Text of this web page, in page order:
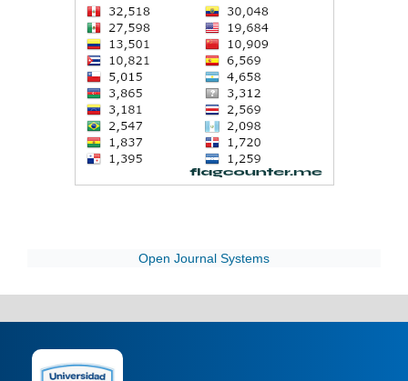
Open Journal Systems